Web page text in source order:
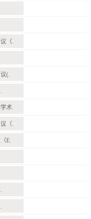
（.
(.
术.
（.
E.